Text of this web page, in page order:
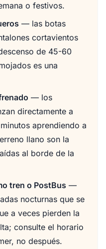
o festivos.
— las botas
cortavientos
de 45-60
es una
— los
directamente a
aprendiendo a
llano son la
al borde de la
tren o PostBus —
nocturnas que se
a veces pierden la
consulte el horario
no después.